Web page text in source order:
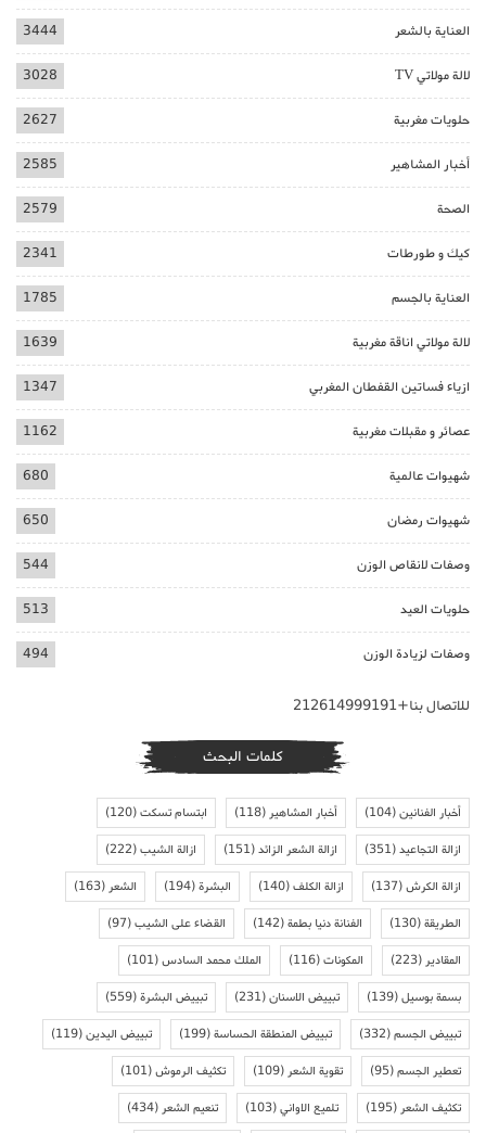
العناية بالشعر 3444
لالة مولاتي TV 3028
حلويات مغربية 2627
أخبار المشاهير 2585
الصحة 2579
كيك و طورطات 2341
العناية بالجسم 1785
لالة مولاتي اناقة مغربية 1639
ازياء فساتين القفطان المغربي 1347
عصائر و مقبلات مغربية 1162
شهيوات عالمية 680
شهيوات رمضان 650
وصفات لانقاص الوزن 544
حلويات العيد 513
وصفات لزيادة الوزن 494
للاتصال بنا+212614999191
كلمات البحث
أخبار الفنانين(104) أخبار المشاهير(118) ابتسام تسكت(120)
ازالة التجاعيد(351) ازالة الشعر الزائد(151) ازالة الشيب(222)
ازالة الكرش(137) ازالة الكلف(140) البشرة(194) الشعر(163)
الطريقة(130) الفنانة دنيا بطمة(142) القضاء على الشيب(97)
المقادير(223) المكونات(116) الملك محمد السادس(101)
بسمة بوسيل(139) تبييض الاسنان(231) تبييض البشرة(559)
تبييض الجسم(332) تبييض المنطقة الحساسة(199) تبييض اليدين(119)
تعطير الجسم(95) تقوية الشعر(109) تكثيف الرموش(101)
تكثيف الشعر(195) تلميع الاواني(103) تنعيم الشعر(434)